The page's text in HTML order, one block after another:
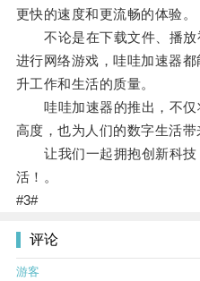
更快的速度和更流畅的体验。
不论是在下载文件、播放
进行网络游戏，哇哇加速器
升工作和生活的质量。
哇哇加速器的推出，不仅
高度，也为人们的数字生活带
让我们一起拥抱创新科技
活！。
#3#
评论
游客